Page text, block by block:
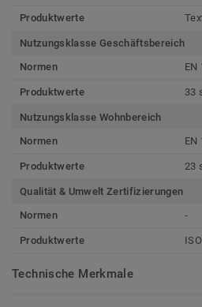
Produktwerte
Nutzungsklasse Geschäftsbereich
Normen
EN
Produktwerte 33
Nutzungsklasse Wohnbereich
Normen
EN
Produktwerte 23
Qualität & Umwelt Zertifizierungen
Normen
-
Produktwerte
Technische Merkmale